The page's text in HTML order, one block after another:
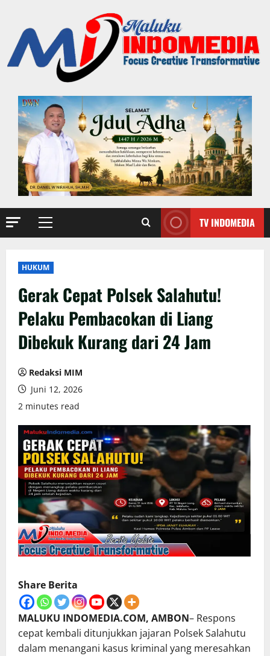
TV INDOMEDIA
HUKUM
Gerak Cepat Polsek Salahutu!
Pelaku Pembacokan di Liang
Dibekuk Kurang dari 24 Jam
Redaksi MIM
Juni 12, 2026
2 minutes read
Share Berita
MALUKU INDOMEDIA.COM, AMBON– Respons
cepat kembali ditunjukkan jajaran Polsek Salahutu
dalam menangani kasus kriminal yang meresahkan